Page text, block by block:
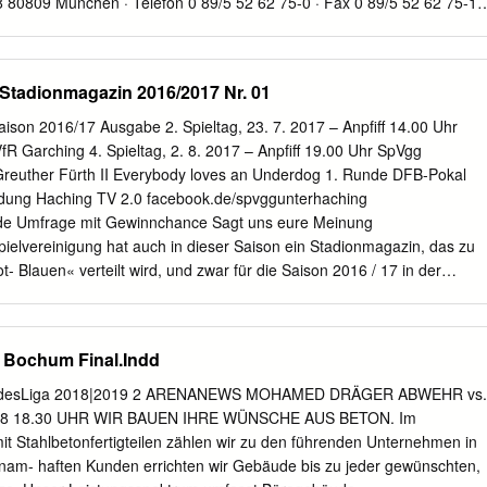
Heimspiel in dieser Saison kommt 19 testen lassen. Das ist
Waldhof Mannheim zu uns in den Sport- tenlos. Zudem bekommt
An das Hinspiel habe ich wirklich sehr gute Testergebnis. Wir
Erinnerungen. Das 4:1 in Mannheim war sicherlich wenn viele
aus der eine der besten Leistungen in dieser Saison. Ich Umgebung
wür- würde mich sehr freuen, wenn wir an dieses Spiel den!
demnächst anknüpfen könnten – auch wenn es uns am Ende
wird. Wir wissen alle ganz genau, dass wir wohl die Klasse nicht
2016/2017 Nr. 01
2016/17 Ausgabe 2. Spieltag, 23. 7. 2017 – Anpfiff 14.00 Uhr
Garching 4. Spieltag, 2. 8. 2017 – Anpfiff 19.00 Uhr SpVgg
Fürth II Everybody loves an Underdog 1. Runde DFB-Pokal
Haching TV 2.0 facebook.de/spvggunterhaching
Umfrage mit Gewinnchance Sagt uns eure Meinung
hat auch in dieser Saison ein Stadionmagazin, das zu
Blauen« verteilt wird, und zwar für die Saison 2016 / 17 in der
so gut wie möglich auf die Wünsche der Fans zuschneiden, dafür
Hilfe. Sagt uns, was Euch am neuen Stadionmagazin gefällt oder
Ihr vermisst oder interessante wenn Ihr sonstige Anregungen habt.
an der Umfrage monatlich mit einem Gutschein für Themen aus
Aufmachung Ihrer Gemeinde, Super So lala nicht so
Final.Indd
2018|2019 2 ARENANEWS MOHAMED DRÄGER ABWEHR vs.
18.30 UHR WIR BAUEN IHRE WÜNSCHE AUS BETON. Im
Stahlbetonfertigteilen zählen wir zu den führenden Unternehmen in
haften Kunden errichten wir Gebäude bis zu jeder gewünschten,